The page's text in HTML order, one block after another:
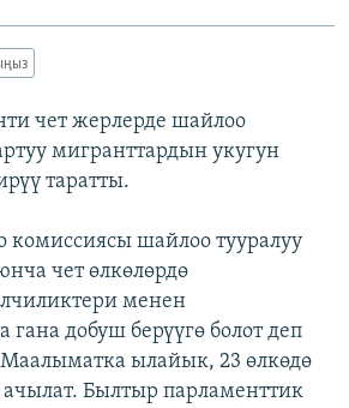
сайттары
чет жерлерде шайлоо
мигранттардын укугун
таратты.
комиссиясы шайлоо тууралуу
чет өлкөлөрдө
менен
гана добуш берүүгө болот деп
Маалыматка ылайык, 23 өлкөдө
Былтыр парламенттик